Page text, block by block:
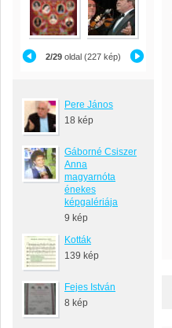
2/29 oldal (227 kép)
Pere János
18 kép
Gáborné Csiszer
Anna
magyarnóta
énekes
képgalériája
9 kép
Kották
139 kép
Fejes István
8 kép